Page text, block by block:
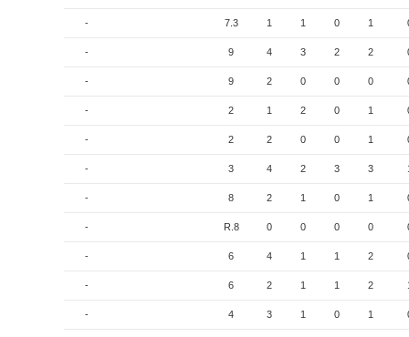
- 7.3 1 1 0 1
- 9 4 3 2 2
- 9 2 0 0 0
- 2 1 2 0 1
- 2 2 0 0 1
- 3 4 2 3 3
- 8 2 1 0 1
- R.8 0 0 0 0
- 6 4 1 1 2
- 6 2 1 1 2
- 4 3 1 0 1